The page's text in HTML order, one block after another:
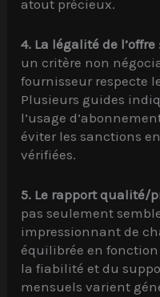
atout précieux.
4. La légalité de l’offre
un critère non
fournisseur respecte
Plusieurs guides
l’usage
éviter les sanctions
vérifiées.
5. Le rapport qualité/
pas seulement
impressionnant de
équilibrée en
la fiabilité et du
mensuels varient